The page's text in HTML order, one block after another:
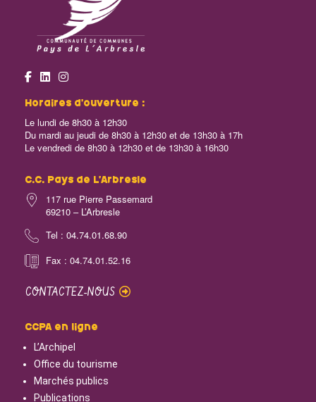
Horaires d’ouverture :
Le lundi de 8h30 à 12h30
Du mardi au jeudi de 8h30 à 12h30 et de 13h30 à 17h
Le vendredi de 8h30 à 12h30 et de 13h30 à 16h30
C.C. Pays de L’Arbresle
117 rue Pierre Passemard
69210 – L’Arbresle
Tel : 04.74.01.68.90
Fax : 04.74.01.52.16
CONTACTEZ-NOUS
CCPA en ligne
L’Archipel
Office du tourisme
Marchés publics
Publications